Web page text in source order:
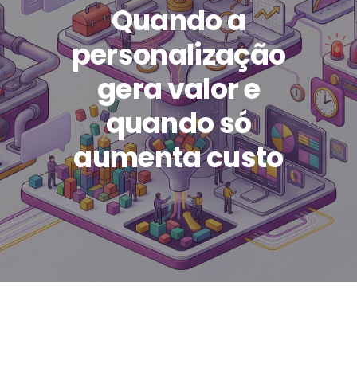
Quando a
personalização
gera valor e
quando só
aumenta custo